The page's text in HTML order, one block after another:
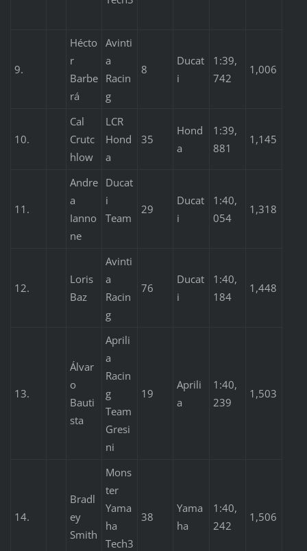
9.
Hécto
r
Barbe
rá
Avinti
a
Racin
g
8
Ducat
i
1:39,
742
1,006
10.
Cal
Crutc
hlow
LCR
Hond
a
35
Hond
a
1:39,
881
1,145
11.
Andre
a
Ianno
ne
Ducat
i
Team
29
Ducat
i
1:40,
054
1,318
12.
Loris
Baz
Avinti
a
Racin
g
76
Ducat
i
1:40,
184
1,448
13.
Álvar
o
Bauti
sta
Aprili
a
Racin
g
Team
Gresi
ni
19
Aprili
a
1:40,
239
1,503
14.
Bradl
ey
Smith
Mons
ter
Yama
ha
Tech3
38
Yama
ha
1:40,
242
1,506